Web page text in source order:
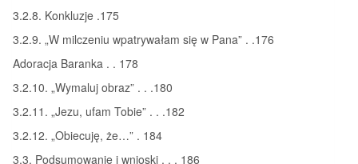
3.2.8. Konkluzje .175
3.2.9. „W milczeniu wpatrywałam się w Pana” . .176
Adoracja Baranka . . 178
3.2.10. „Wymaluj obraz” . . .180
3.2.11. „Jezu, ufam Tobie” . . .182
3.2.12. „Obiecuję, że…” . 184
3.3. Podsumowanie i wnioski . . . 186